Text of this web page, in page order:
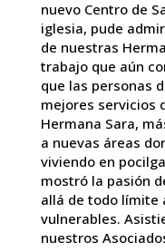
nuevo Centro de
iglesia, pude
de nuestras
trabajo que aún
que las personas
mejores servicios
Hermana Sara,
a nuevas áreas
viviendo en
mostró la pasión
allá de todo límite
vulnerables.
nuestros